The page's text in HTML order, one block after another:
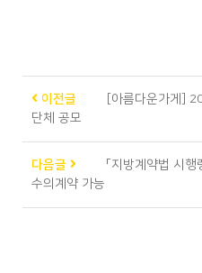
이전글
[아름다운가게]
단체 공모
다음글
「지방계약법 시
수의계약 가능